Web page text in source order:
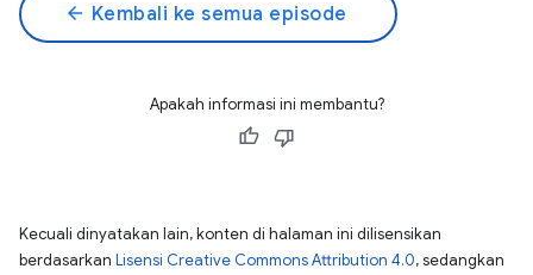
arrow_back Kembali ke semua episode
Apakah informasi ini membantu?
Kecuali dinyatakan lain, konten di halaman ini dilisensikan
berdasarkan Lisensi Creative Commons Attribution 4.0, sedangkan